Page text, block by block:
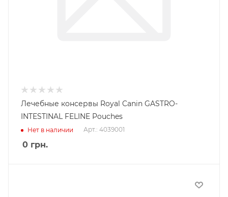
Лечебные консервы Royal Canin GASTRO-
INTESTINAL FELINE Pouches
Нет в наличии Арт.: 4039001
0 грн.